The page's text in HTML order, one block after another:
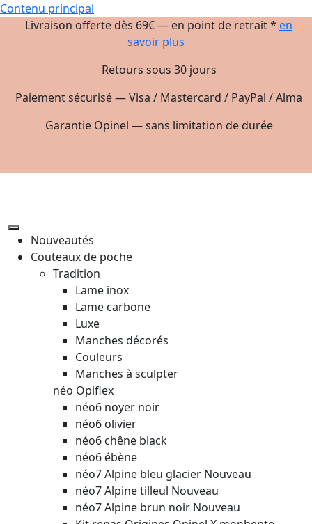
Contenu principal
Livraison offerte dès 69€ — en point de retrait * en
savoir plus
Retours sous 30 jours
Paiement sécurisé — Visa / Mastercard / PayPal / Alma
Garantie Opinel — sans limitation de durée
Nouveautés
Couteaux de poche
Tradition
Lame inox
Lame carbone
Luxe
Manches décorés
Couleurs
Manches à sculpter
néo Opiflex
néo6 noyer noir
néo6 olivier
néo6 chêne black
néo6 ébène
néo7 Alpine bleu glacier Nouveau
néo7 Alpine tilleul Nouveau
néo7 Alpine brun noir Nouveau